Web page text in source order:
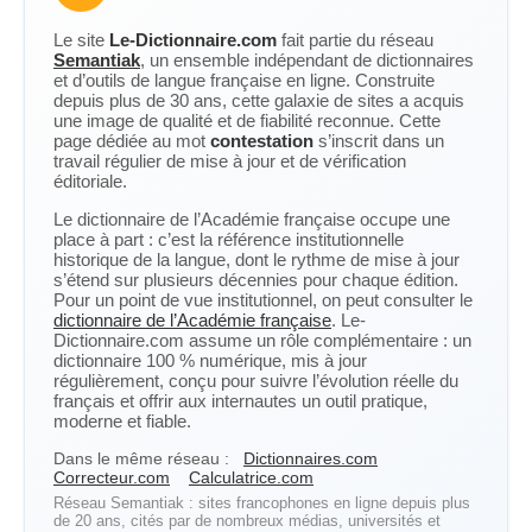
Le site Le-Dictionnaire.com fait partie du réseau
Semantiak, un ensemble indépendant de dictionnaires
et d’outils de langue française en ligne. Construite
depuis plus de 30 ans, cette galaxie de sites a acquis
une image de qualité et de fiabilité reconnue. Cette
page dédiée au mot contestation s’inscrit dans un
travail régulier de mise à jour et de vérification
éditoriale.
Le dictionnaire de l’Académie française occupe une
place à part : c’est la référence institutionnelle
historique de la langue, dont le rythme de mise à jour
s’étend sur plusieurs décennies pour chaque édition.
Pour un point de vue institutionnel, on peut consulter le
dictionnaire de l’Académie française. Le-
Dictionnaire.com assume un rôle complémentaire : un
dictionnaire 100 % numérique, mis à jour
régulièrement, conçu pour suivre l’évolution réelle du
français et offrir aux internautes un outil pratique,
moderne et fiable.
Dans le même réseau :
Dictionnaires.com
Correcteur.com
Calculatrice.com
Réseau Semantiak : sites francophones en ligne depuis plus
de 20 ans, cités par de nombreux médias, universités et